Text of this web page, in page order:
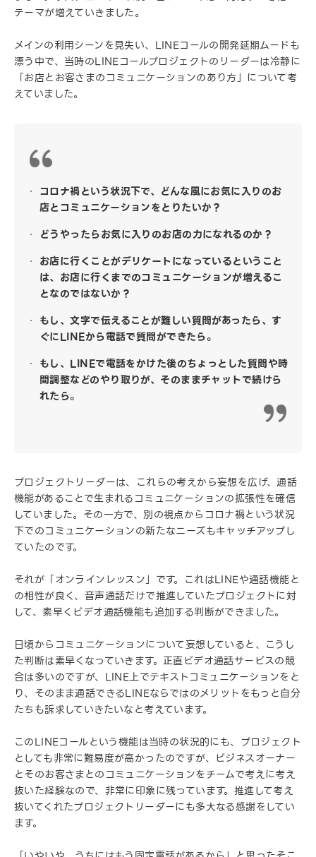
テーマが増えていきました。
メインの利用シーンを見失い、LINEコールの開発延期ムードも
漂う中で、当時のLINEコールプロジェクトのリーダーは冷静に
「お店とお客さまのコミュニケーションのあり方」について考
えていました。
コロナ禍という状況下で、どんな風にお気に入りのお
店とコミュニケーションをとりたいか？
どうやったらお気に入りのお店の力になれるのか？
お店に行くことがデリケートになっているということ
は、お店に行くまでのコミュニケーションが増えるこ
となのではないか？
もし、文字で伝えることが難しい質問があったら、す
ぐにLINEから電話で質問ができたら。
もし、LINEで電話をかけた後のちょっとした質問や時
間調整などのやり取りが、そのままチャットで続けら
れたら。
プロジェクトリーダーは、これらの考えから妄想を広げ、通話
機能があることで生まれるコミュニケーションの拡張性を確信
していました。その一方で、別の視点からコロナ禍という状況
下でのコミュニケーションの新たなニーズもキャッチアップし
ていたのです。
それが「オンラインレッスン」です。これはLINEや通話機能と
の相性が良く、音声通話だけで推進していたプロジェクトに対
して、素早くビデオ通話機能も追加する判断ができました。
日頃からコミュニケーションについて妄想していると、こうし
た判断は素早くなっていきます。正直ビデオ通話サービスの競
合は多いのですが、LINE上でテキストコミュニケーションをと
り、そのまま通話できるLINEならではのメリットをもっと自分
たちも訴求していきたいなと考えています。
このLINEコールという機能は当時の状況的にも、プロジェクト
としても非常に難易度が高かったのですが、ビジネスオーナー
とそのお客さまとのコミュニケーションをチームで考えに考え
抜いた経験なので、非常に印象に残っています。推進して考え
抜いてくれたプロジェクトリーダーにも多大なる感謝をしてい
ます。